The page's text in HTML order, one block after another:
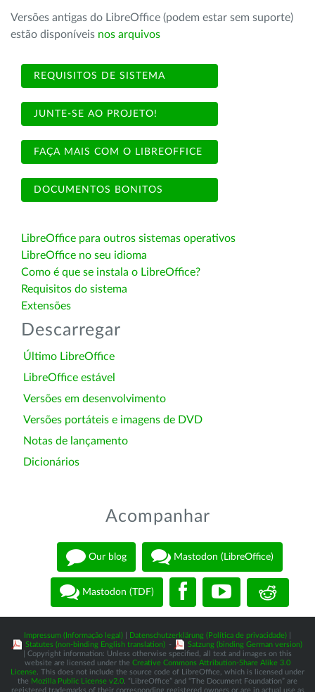
Versões antigas do LibreOffice (podem estar sem suporte)
estão disponíveis nos arquivos
REQUISITOS DE SISTEMA
JUNTE-SE AO PROJETO!
FAÇA MAIS COM O LIBREOFFICE
DOCUMENTOS BONITOS
LibreOffice para outros sistemas operativos
LibreOffice no seu idioma
Como é que se instala o LibreOffice?
Requisitos do sistema
Extensões
Descarregar
Último LibreOffice
LibreOffice estável
Versões em desenvolvimento
Versões portáteis e imagens de DVD
Notas de lançamento
Dicionários
Acompanhar
Our blog Mastodon (LibreOffice)
Mastodon (TDF)
Impressum (Informação legal) Datenschutzerklärung (Política de privacidade)
Statutes (non-binding English translation) -
Satzung (binding German version)
| Copyright information: Unless otherwise specified, all text and images on this
website are licensed under the Creative Commons Attribution-Share Alike 3.0
License . This does not include the source code of LibreOffice, which is licensed under
the Mozilla Public License v2.0 . “LibreOffice” and “The Document Foundation” are
registered trademarks of their corresponding registered owners or are in actual use as